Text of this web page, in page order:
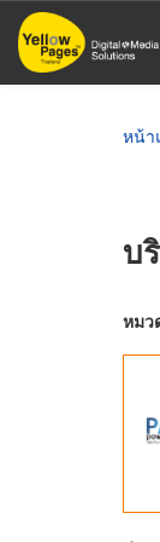
ข้าม
ไป
หน้า
บ
หมว